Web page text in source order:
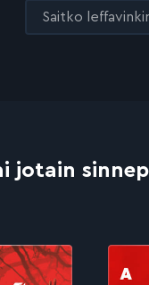
Saitko
jotain